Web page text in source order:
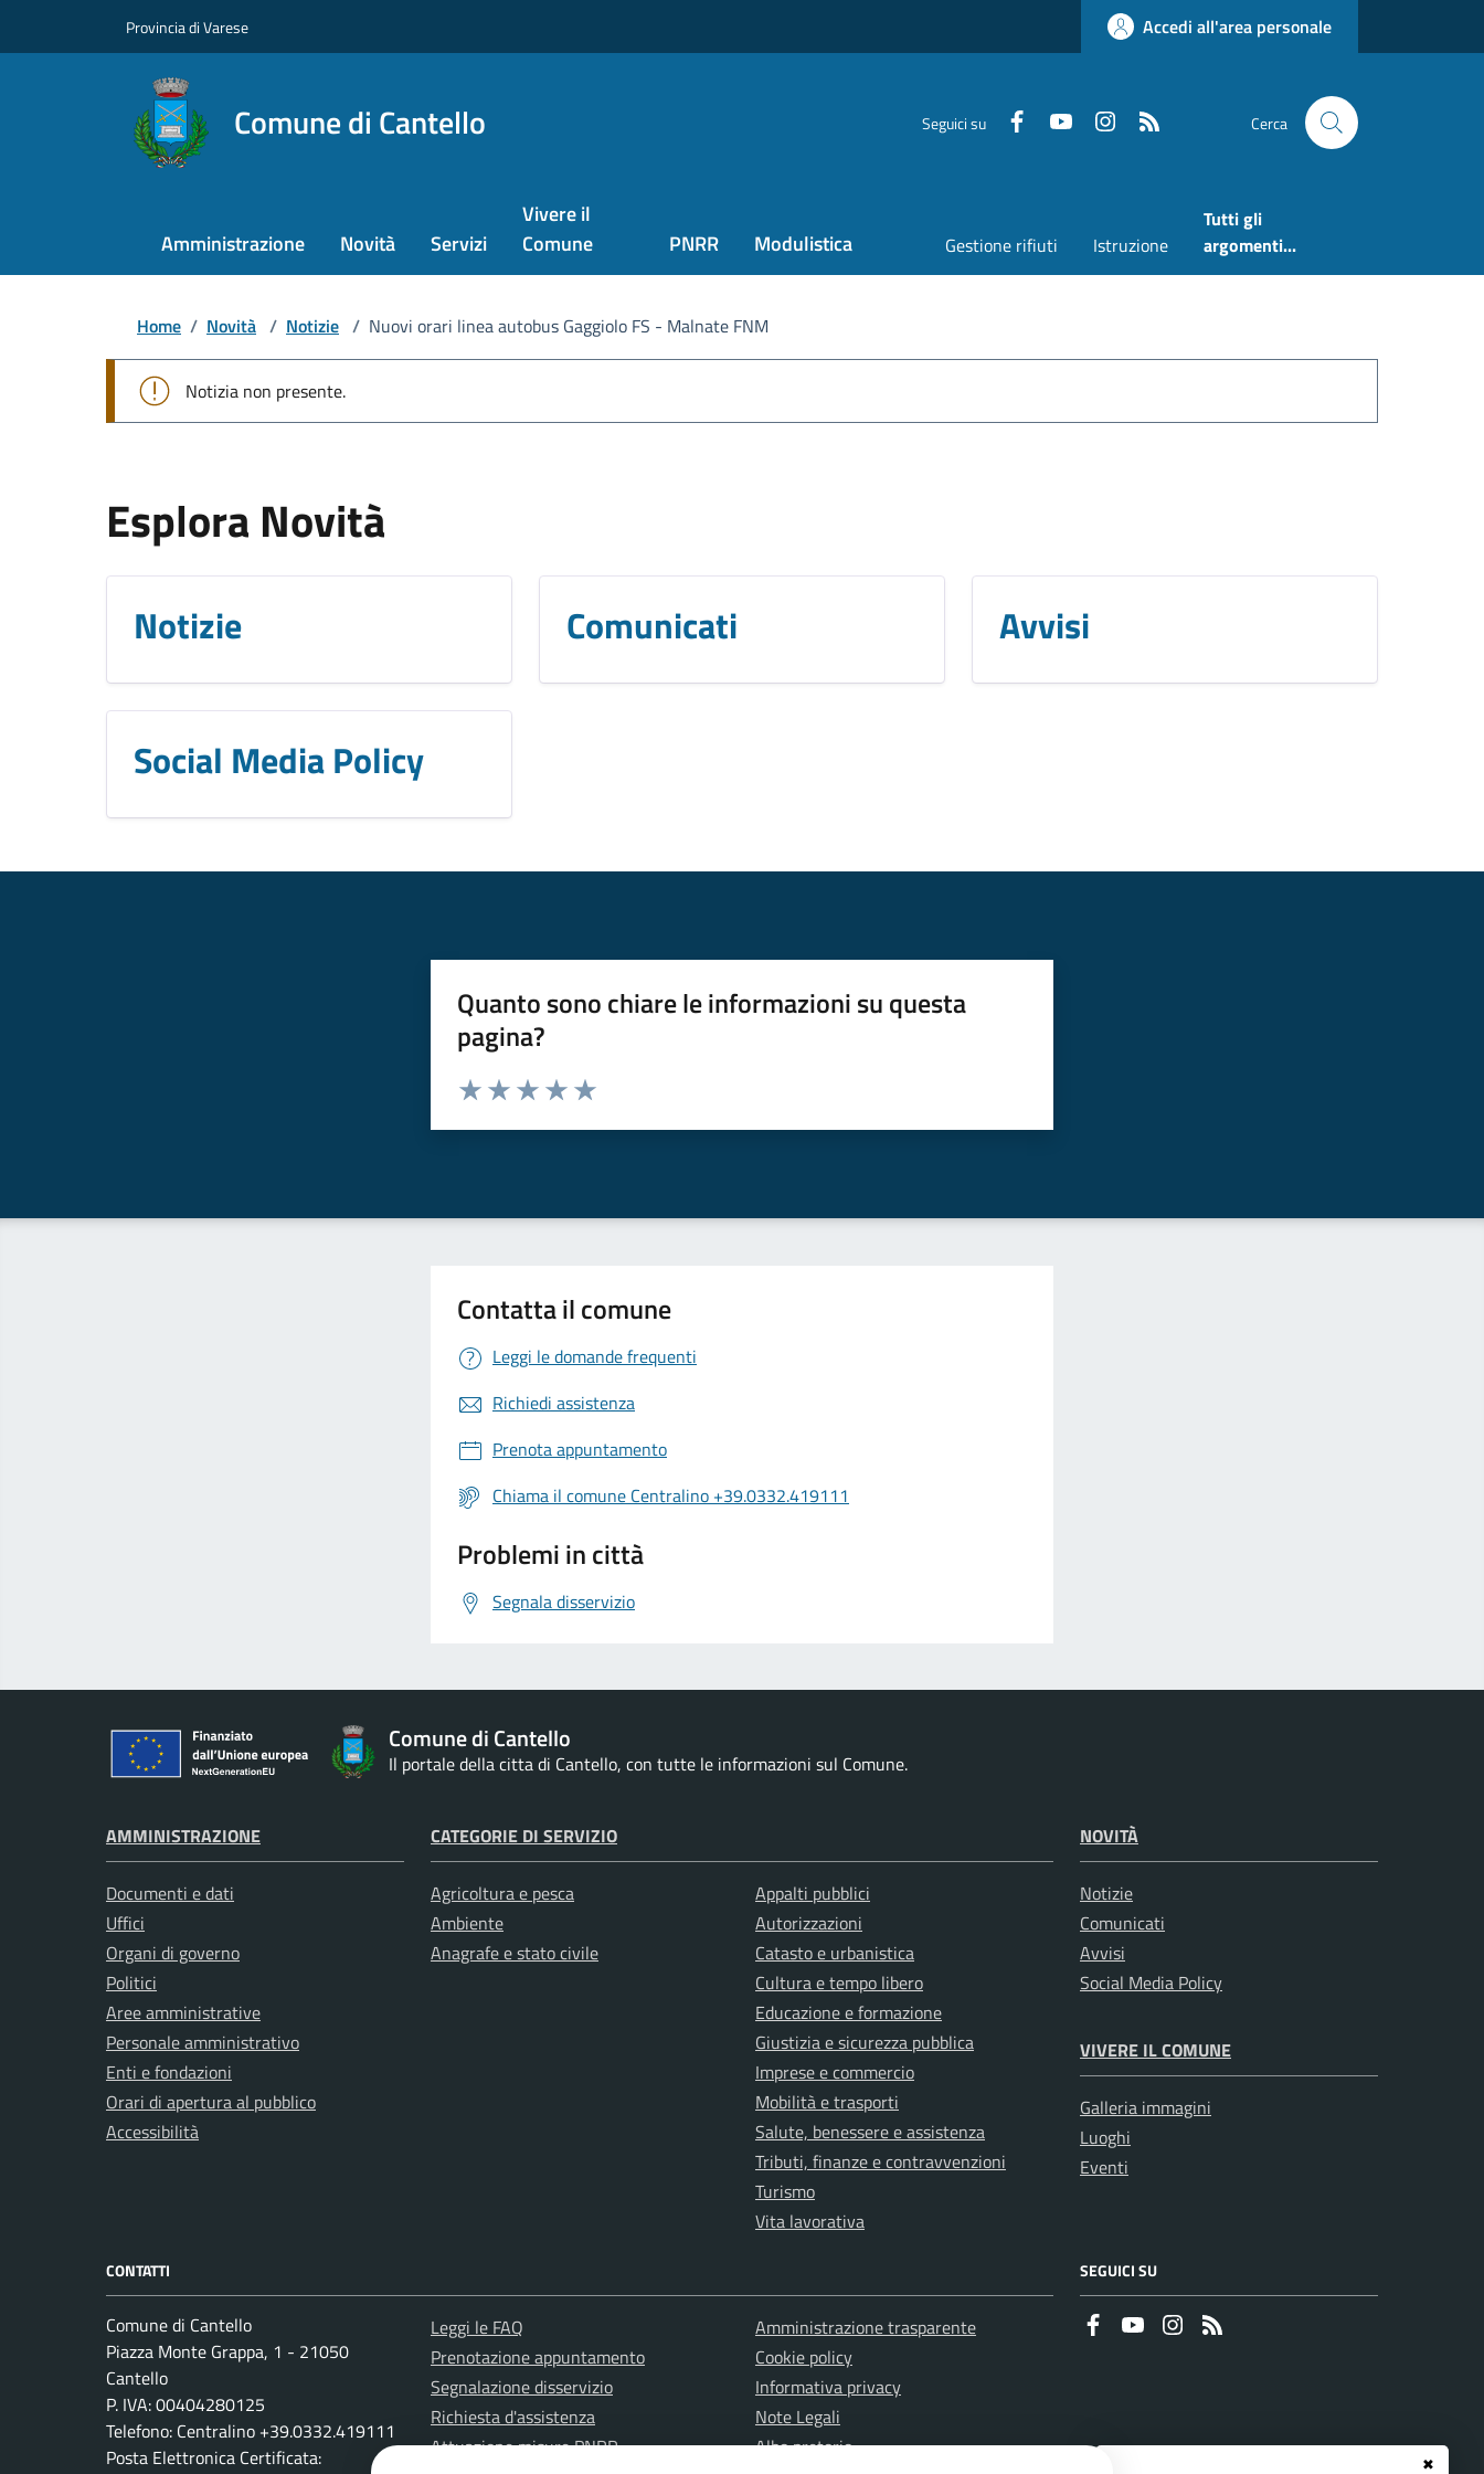
✖
Provincia di Varese Accedi all'area personale
Comune di Cantello Seguici su FaceboookYoutubeInstagram Cerca
Amministrazione Novità Servizi
Vivere il
Comune
PNRR Modulistica Gestione rifiuti Istruzione
Tutti gli
argomenti...
Home / Novità / Notizie / Nuovi orari linea autobus Gaggiolo FS - Malnate FNM
Notizia non presente.
Esplora Novità
Notizie Comunicati Avvisi
Social Media Policy
Quanto sono chiare le informazioni su questa
pagina?
Valuta da 1 a 5 stelle la pagina
Contatta il comune
Leggi le domande frequenti
Richiedi assistenza
Prenota appuntamento
Chiama il comune Centralino +39.0332.419111
Problemi in città
Segnala disservizio
Comune di Cantello
Il portale della citta di Cantello, con tutte le informazioni sul Comune.
AMMINISTRAZIONE
Documenti e dati
Uffici
Organi di governo
Politici
Aree amministrative
Personale amministrativo
Enti e fondazioni
Orari di apertura al pubblico
Accessibilità
CATEGORIE DI SERVIZIO
Agricoltura e pesca
Ambiente
Anagrafe e stato civile
Appalti pubblici
Autorizzazioni
Catasto e urbanistica
Cultura e tempo libero
Educazione e formazione
Giustizia e sicurezza pubblica
Imprese e commercio
Mobilità e trasporti
Salute, benessere e assistenza
Tributi, finanze e contravvenzioni
Turismo
Vita lavorativa
NOVITÀ
Notizie
Comunicati
Avvisi
Social Media Policy
VIVERE IL COMUNE
Galleria immagini
Luoghi
Eventi
CONTATTI
Comune di Cantello
Piazza Monte Grappa, 1 - 21050
Cantello
P. IVA: 00404280125
Telefono: Centralino +39.0332.419111
Posta Elettronica Certificata:
Leggi le FAQ
Prenotazione appuntamento
Segnalazione disservizio
Richiesta d'assistenza
Attuazione misure PNRR
Amministrazione trasparente
Cookie policy
Informativa privacy
Note Legali
Albo pretorio
SEGUICI SU
FaceboookYoutubeInstagram